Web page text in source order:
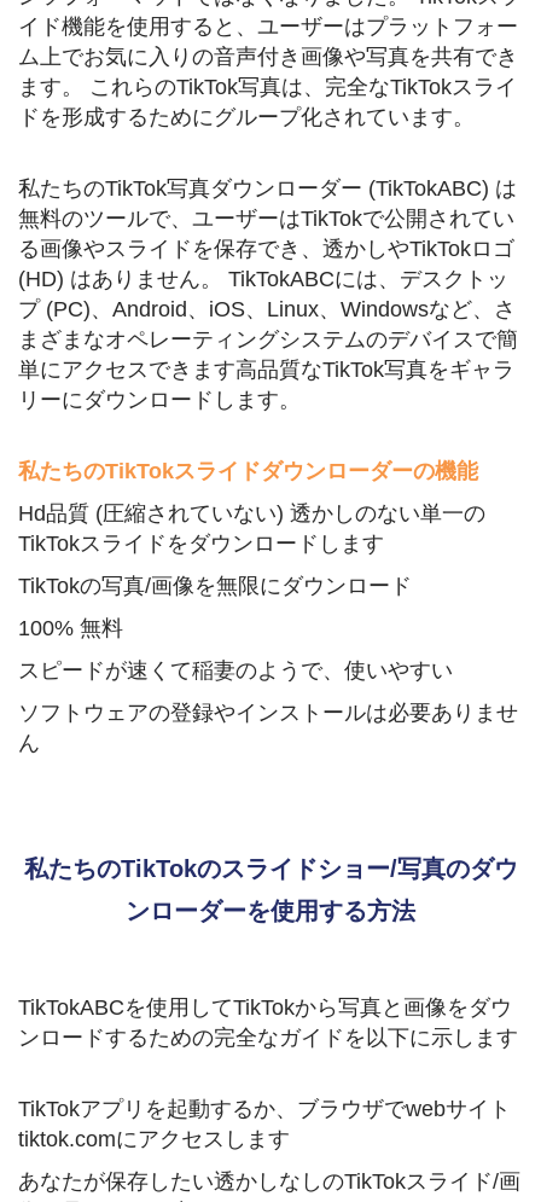
イド機能を使用すると、ユーザーはプラットフォー
ム上でお気に入りの音声付き画像や写真を共有でき
ます。 これらのTikTok写真は、完全なTikTokスライ
ドを形成するためにグループ化されています。
私たちのTikTok写真ダウンローダー (TikTokABC) は
無料のツールで、ユーザーはTikTokで公開されてい
る画像やスライドを保存でき、透かしやTikTokロゴ
(HD) はありません。 TikTokABCには、デスクトッ
プ (PC)、Android、iOS、Linux、Windowsなど、さ
まざまなオペレーティングシステムのデバイスで簡
単にアクセスできます高品質なTikTok写真をギャラ
リーにダウンロードします。
私たちのTikTokスライドダウンローダーの機能
Hd品質 (圧縮されていない) 透かしのない単一の
TikTokスライドをダウンロードします
TikTokの写真/画像を無限にダウンロード
100% 無料
スピードが速くて稲妻のようで、使いやすい
ソフトウェアの登録やインストールは必要ありませ
ん
私たちのTikTokのスライドショー/写真のダウ
ンローダーを使用する方法
TikTokABCを使用してTikTokから写真と画像をダウ
ンロードするための完全なガイドを以下に示します
TikTokアプリを起動するか、ブラウザでwebサイト
tiktok.comにアクセスします
あなたが保存したい透かしなしのTikTokスライド/画